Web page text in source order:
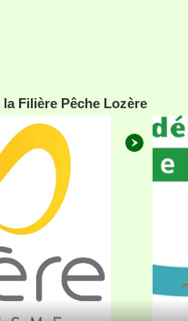
Filière Pêche Lozère